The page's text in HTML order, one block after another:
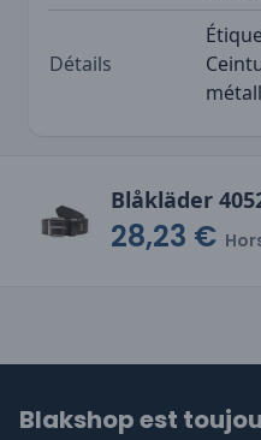
Détails
Blåkläder
28,23 €
Blakshop est